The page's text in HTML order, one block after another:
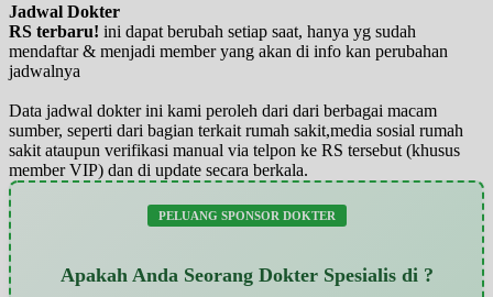
Jadwal Dokter
RS terbaru! ini dapat berubah setiap saat, hanya yg sudah
mendaftar & menjadi member yang akan di info kan perubahan
jadwalnya
Data jadwal dokter ini kami peroleh dari dari berbagai macam
sumber, seperti dari bagian terkait rumah sakit,media sosial rumah
sakit ataupun verifikasi manual via telpon ke RS tersebut (khusus
member VIP) dan di update secara berkala.
PELUANG SPONSOR DOKTER
Apakah Anda Seorang Dokter Spesialis di ?